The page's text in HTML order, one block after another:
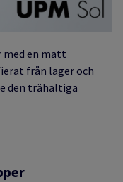
en matt
från lager och
den trähaltiga